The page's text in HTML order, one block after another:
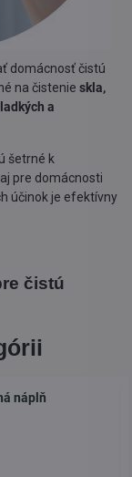
domácnosť čistú
na čistenie skla,
a
šetrné k
pre domácnosti
účinok je efektívny
čistú
náplň